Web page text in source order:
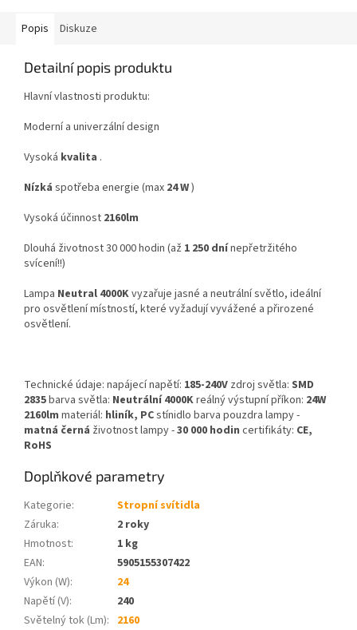
Popis Diskuze
Detailní popis produktu
Hlavní vlastnosti produktu:
Moderní a univerzální design
Vysoká kvalita .
Nízká spotřeba energie (max 24W)
Vysoká účinnost 2160lm
Dlouhá životnost 30 000 hodin (až 1 250 dnínepřetržitého
svícení!!)
Lampa Neutral 4000Kvyzařuje jasné a neutrální světlo, ideální
pro osvětlení místností, které vyžadují vyvážené a přirozené
osvětlení.
Technické údaje: napájecí napětí: 185-240V zdroj světla: SMD
2835barva světla: Neutrální 4000Kreálný výstupní příkon: 24W
2160lm materiál: hliník, PCstínidlo barva pouzdra lampy -
matná černá životnost lampy -30 000 hodin certifikáty: CE,
RoHS
Doplňkové parametry
Kategorie:
Stropní svítidla
Záruka:
2 roky
Hmotnost:
1 kg
EAN:
5905155307422
Výkon (W):
24
Napětí (V):
240
Světelný tok (Lm): 2160